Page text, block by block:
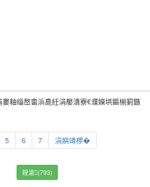
粙缁嶅畬浜嗭紝涓嬮潰寮€濮嬫垬鏂椾箣鏃
5 6 7 涓嬩竴椤�
鍠滄(793)